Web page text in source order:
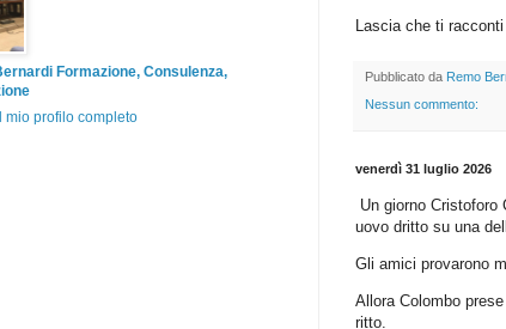
Lascia che ti racconti
Pubblicato da Remo
Nessun commento:
venerdì 31 luglio 2026
Un giorno
uovo dritto su una
Gli amici provarono
Allora Colombo
ritto.
Formazione, Consulenza,
mio profilo completo